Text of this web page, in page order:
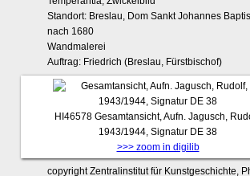
Standort: Breslau, Dom Sankt Johannes
nach 1680
Wandmalerei
Auftrag: Friedrich (Breslau, Fürstbischof)
HI46578 Gesamtansicht, Aufn. Jagusch,
1943/1944, Signatur DE 38
>>> zoom in digilib
copyright Zentralinstitut für Kunstgeschichte,